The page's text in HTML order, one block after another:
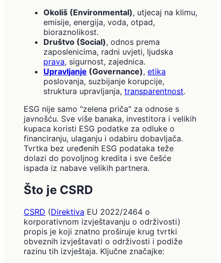
Okoliš (Environmental), utjecaj na klimu,
emisije, energija, voda, otpad,
bioraznolikost.
Društvo (Social), odnos prema
zaposlenicima, radni uvjeti, ljudska
prava, sigurnost, zajednica.
Upravljanje (Governance), etika
poslovanja, suzbijanje korupcije,
struktura upravljanja, transparentnost.
ESG nije samo "zelena priča" za odnose s
javnošću. Sve više banaka, investitora i velikih
kupaca koristi ESG podatke za odluke o
financiranju, ulaganju i odabiru dobavljača.
Tvrtka bez uređenih ESG podataka teže
dolazi do povoljnog kredita i sve češće
ispada iz nabave velikih partnera.
Što je CSRD
CSRD (Direktiva EU 2022/2464 o
korporativnom izvještavanju o održivosti)
propis je koji znatno proširuje krug tvrtki
obveznih izvještavati o održivosti i podiže
razinu tih izvještaja. Ključne značajke: